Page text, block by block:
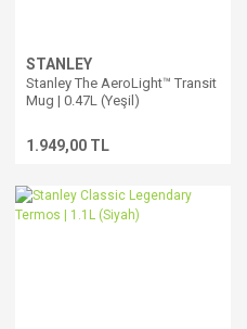
STANLEY
Stanley The AeroLight™ Transit
Mug | 0.47L (Yeşil)
1.949,00 TL